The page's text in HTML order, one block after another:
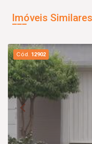
Imóveis Similares
Cód. 12902